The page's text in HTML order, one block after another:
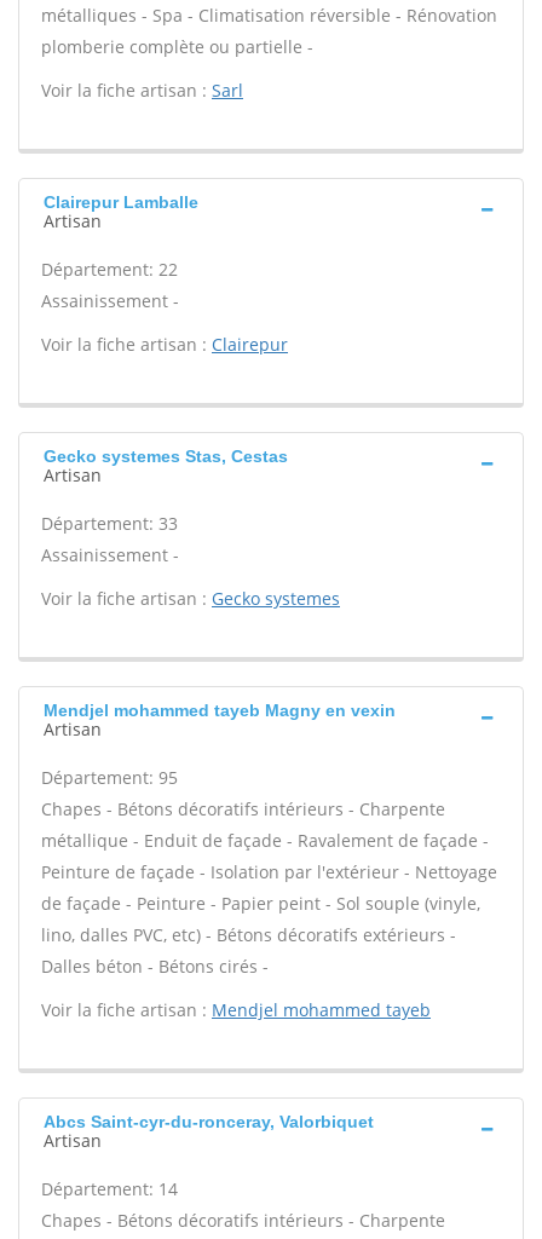
métalliques - Spa - Climatisation réversible - Rénovation
plomberie complète ou partielle -
Voir la fiche artisan : Sarl
Clairepur Lamballe
Artisan
Département: 22
Assainissement -
Voir la fiche artisan : Clairepur
Gecko systemes Stas, Cestas
Artisan
Département: 33
Assainissement -
Voir la fiche artisan : Gecko systemes
Mendjel mohammed tayeb Magny en vexin
Artisan
Département: 95
Chapes - Bétons décoratifs intérieurs - Charpente
métallique - Enduit de façade - Ravalement de façade -
Peinture de façade - Isolation par l'extérieur - Nettoyage
de façade - Peinture - Papier peint - Sol souple (vinyle,
lino, dalles PVC, etc) - Bétons décoratifs extérieurs -
Dalles béton - Bétons cirés -
Voir la fiche artisan : Mendjel mohammed tayeb
Abcs Saint-cyr-du-ronceray, Valorbiquet
Artisan
Département: 14
Chapes - Bétons décoratifs intérieurs - Charpente